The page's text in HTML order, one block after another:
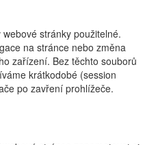
stránky použitelné.
na stránce nebo změna
zařízení. Bez těchto souborů
krátkodobé (session
po zavření prohlížeče.